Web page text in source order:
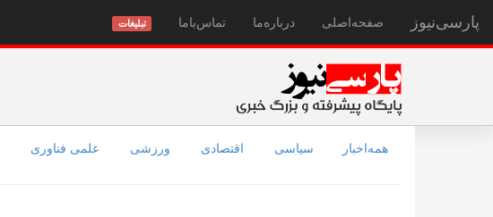
پارسی‌نیوز صفحه‌اصلی درباره‌ما تماس‌با‌ما تبلیغات
همه‌اخبار سیاسی اقتصادی ورزشی علمی فناوری